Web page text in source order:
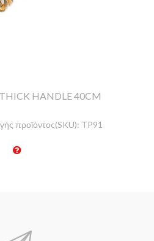
HANDLE 40CM
προϊόντος(SKU): TP91